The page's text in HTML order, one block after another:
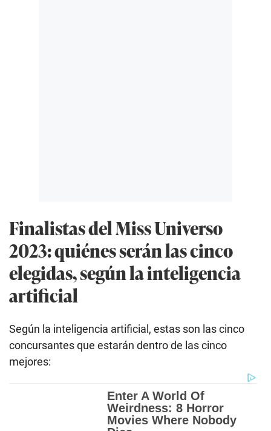
Finalistas del Miss Universo
2023: quiénes serán las cinco
elegidas, según la inteligencia
artificial
Según la inteligencia artificial, estas son las cinco
concursantes que estarán dentro de las cinco
mejores: